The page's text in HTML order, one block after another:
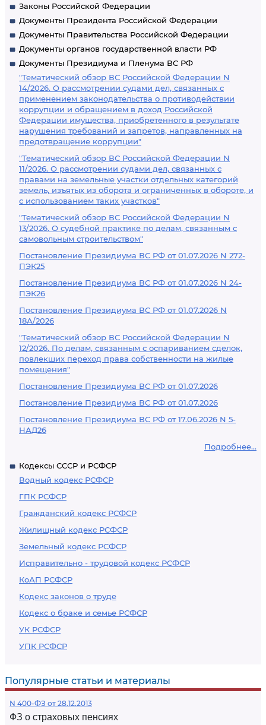
Законы Российской Федерации
Документы Президента Российской Федерации
Документы Правительства Российской Федерации
Документы органов государственной власти РФ
Документы Президиума и Пленума ВС РФ
"Тематический обзор ВС Российской Федерации N
14/2026. О рассмотрении судами дел, связанных с
применением законодательства о противодействии
коррупции и обращением в доход Российской
Федерации имущества, приобретенного в результате
нарушения требований и запретов, направленных на
предотвращение коррупции"
"Тематический обзор ВС Российской Федерации N
11/2026. О рассмотрении судами дел, связанных с
правами на земельные участки отдельных категорий
земель, изъятых из оборота и ограниченных в обороте, и
с использованием таких участков"
"Тематический обзор ВС Российской Федерации N
13/2026. О судебной практике по делам, связанным с
самовольным строительством"
Постановление Президиума ВС РФ от 01.07.2026 N 272-
ПЭК25
Постановление Президиума ВС РФ от 01.07.2026 N 24-
ПЭК26
Постановление Президиума ВС РФ от 01.07.2026 N
18А/2026
"Тематический обзор ВС Российской Федерации N
12/2026. По делам, связанным с оспариванием сделок,
повлекших переход права собственности на жилые
помещения"
Постановление Президиума ВС РФ от 01.07.2026
Постановление Президиума ВС РФ от 01.07.2026
Постановление Президиума ВС РФ от 17.06.2026 N 5-
НАД26
Подробнее...
Кодексы СССР и РСФСР
Водный кодекс РСФСР
ГПК РСФСР
Гражданский кодекс РСФСР
Жилищный кодекс РСФСР
Земельный кодекс РСФСР
Исправительно - трудовой кодекс РСФСР
КоАП РСФСР
Кодекс законов о труде
Кодекс о браке и семье РСФСР
УК РСФСР
УПК РСФСР
Популярные статьи и материалы
N 400-ФЗ от 28.12.2013
ФЗ о страховых пенсиях